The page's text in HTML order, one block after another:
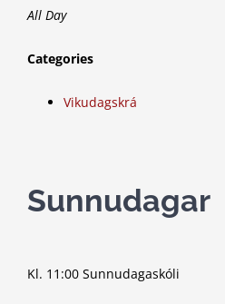
All Day
Categories
Vikudagskrá
Sunnudagar
Kl. 11:00 Sunnudagaskóli